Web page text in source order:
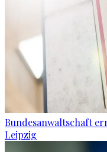
Bundesanwaltschaft
Leipzig